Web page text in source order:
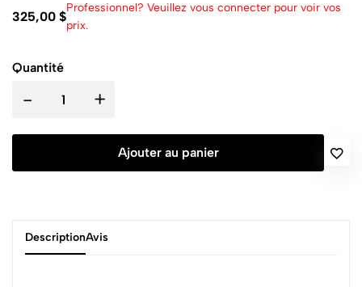
325,00 $
Professionnel? Veuillez vous connecter pour voir vos
prix.
Quantité
- +
Ajouter au panier
DescriptionAvis